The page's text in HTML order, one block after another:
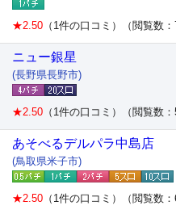
★2.50 （1件の口コミ）（閲覧数：
ニュー銀星
(長野県長野市)
★2.50 （1件の口コミ）（閲覧数：
あそべるデルパラ中島店
(鳥取県米子市)
★2.50 （1件の口コミ）（閲覧数：